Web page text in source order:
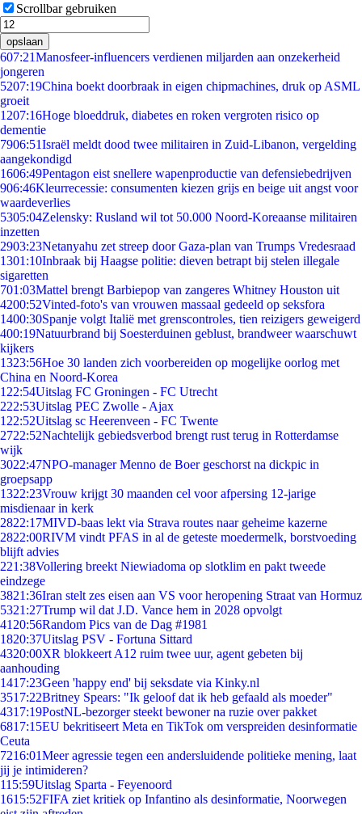
Scrollbar gebruiken
opslaan
607:21Manosfeer-influencers verdienen miljarden aan onzekerheid
jongeren
5207:19China boekt doorbraak in eigen chipmachines, druk op ASML
groeit
1207:16Hoge bloeddruk, diabetes en roken vergroten risico op
dementie
7906:51Israël meldt dood twee militairen in Zuid-Libanon, vergelding
aangekondigd
1606:49Pentagon eist snellere wapenproductie van defensiebedrijven
906:46Kleurrecessie: consumenten kiezen grijs en beige uit angst voor
waardeverlies
5305:04Zelensky: Rusland wil tot 50.000 Noord-Koreaanse militairen
inzetten
2903:23Netanyahu zet streep door Gaza-plan van Trumps Vredesraad
1301:10Inbraak bij Haagse politie: dieven betrapt bij stelen illegale
sigaretten
701:03Mattel brengt Barbiepop van zangeres Whitney Houston uit
4200:52Vinted-foto's van vrouwen massaal gedeeld op seksfora
1400:30Spanje volgt Italië met grenscontroles, tien reizigers geweigerd
400:19Natuurbrand bij Soesterduinen geblust, brandweer waarschuwt
kijkers
1323:56Hoe 30 landen zich voorbereiden op mogelijke oorlog met
China en Noord-Korea
1 22:54Uitslag FC Groningen - FC Utrecht
222:53Uitslag PEC Zwolle - Ajax
1 22:52Uitslag sc Heerenveen - FC Twente
2722:52Nachtelijk gebiedsverbod brengt rust terug in Rotterdamse
wijk
3022:47NPO-manager Menno de Boer geschorst na dickpic in
groepsapp
1322:23Vrouw krijgt 30 maanden cel voor afpersing 12-jarige
misdienaar in kerk
2822:17MIVD-baas lekt via Strava routes naar geheime kazerne
2822:00RIVM vindt PFAS in al de geteste moedermelk, borstvoeding
blijft advies
221:38Vollering breekt Niewiadoma op slotklim en pakt tweede
eindzege
3821:36Iran stelt zes eisen aan VS voor heropening Straat van Hormuz
5321:27Trump wil dat J.D. Vance hem in 2028 opvolgt
41 20:56Random Pics van de Dag #1981
1820:37Uitslag PSV - Fortuna Sittard
4320:00XR blokkeert A12 ruim twee uur, agent gebeten bij
aanhouding
1417:23Geen 'happy end' bij seksdate via Kinky.nl
3517:22Britney Spears: "Ik geloof dat ik heb gefaald als moeder"
4317:19PostNL-bezorger steekt bewoner na ruzie over pakket
6817:15EU bekritiseert Meta en TikTok om verspreiden desinformatie
Ceuta
7216:01Meer agressie tegen een andersluidende politieke mening, laat
jij je intimideren?
115:59Uitslag Sparta - Feyenoord
1615:52FIFA ziet kritiek op Infantino als desinformatie, Noorwegen